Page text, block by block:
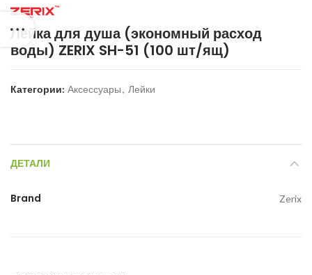
Лейка для душа (экономный расход
воды) ZERIX SH-51 (100 шт/ящ)
Категории: Аксессуары, Лейки
ДЕТАЛИ
Brand Zerix